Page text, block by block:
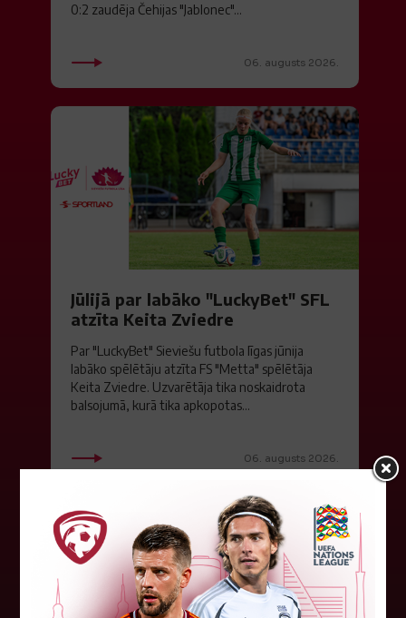
0:2 zaudēja Čehijas "Jablonec"...
06. augusts 2026.
Jūlijā par labāko "LuckyBet" SFL
atzīta Keita Zviedre
Par "LuckyBet" Sieviešu futbola līgas jūnija
labāko spēlētāju atzīta FS "Metta" spēlētāja
Keita Zviedre. Uzvarētāja tika noskaidrota
balsojumā, kurā tika apkopotas...
06. augusts 2026.